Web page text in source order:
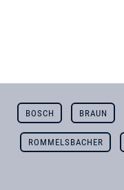
BOSCH BRAUN
ROMMELSBACHER